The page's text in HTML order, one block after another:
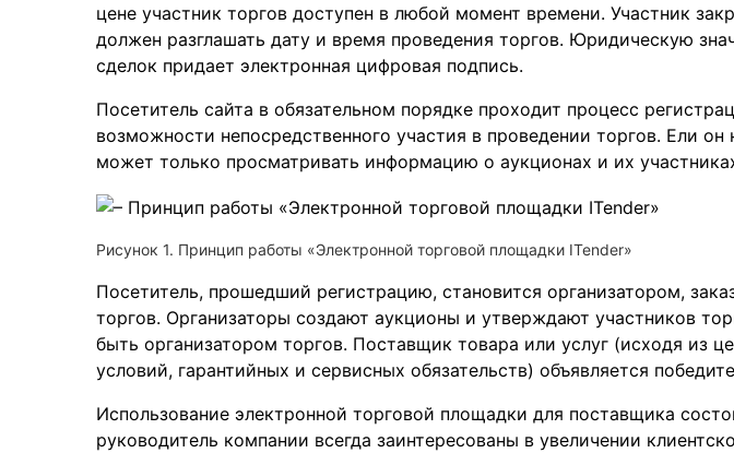
цене участник торгов доступен в любой момент времени. Участник
должен разглашать дату и время проведения торгов. Юридическую
сделок придает электронная цифровая подпись.
Посетитель сайта в обязательном порядке проходит процесс
возможности непосредственного участия в проведении торгов. Ели он
может только просматривать информацию о аукционах и их
Рисунок 1. Принцип работы «Электронной торговой площадки ITender»
Посетитель, прошедший регистрацию, становится организатором,
торгов. Организаторы создают аукционы и утверждают участников
быть организатором торгов. Поставщик товара или услуг (исходя из
условий, гарантийных и сервисных обязательств) объявляется
Использование электронной торговой площадки для поставщика
руководитель компании всегда заинтересованы в увеличении